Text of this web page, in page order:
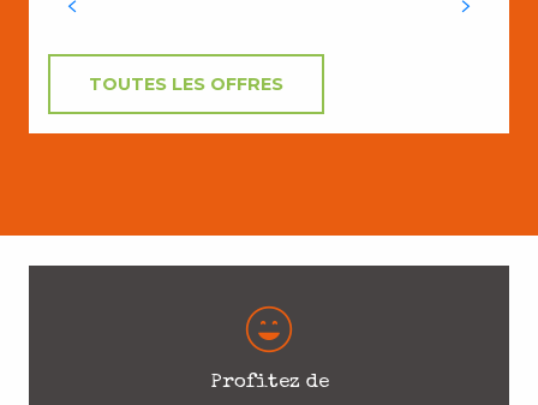
TOUTES LES OFFRES
Profitez de